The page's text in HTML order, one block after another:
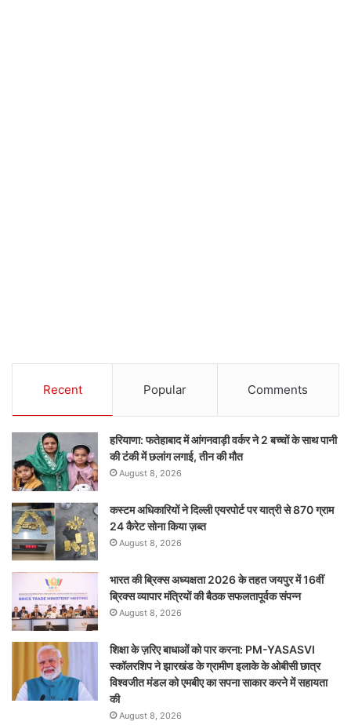
Recent Popular Comments
हरियाणा: फतेहाबाद में आंगनवाड़ी वर्कर ने 2 बच्चों के साथ पानी
की टंकी में छलांग लगाई, तीन की मौत
August 8, 2026
कस्टम अधिकारियों ने दिल्ली एयरपोर्ट पर यात्री से 870 ग्राम
24 कैरेट सोना किया ज़ब्त
August 8, 2026
भारत की ब्रिक्‍स अध्यक्षता 2026 के तहत जयपुर में 16वीं
ब्रिक्‍स व्यापार मंत्रियों की बैठक सफलतापूर्वक संपन्न
August 8, 2026
शिक्षा के ज़रिए बाधाओं को पार करना: PM-YASASVI
स्कॉलरशिप ने झारखंड के ग्रामीण इलाके के ओबीसी छात्र
विश्वजीत मंडल को एमबीए का सपना साकार करने में सहायता
की
August 8, 2026